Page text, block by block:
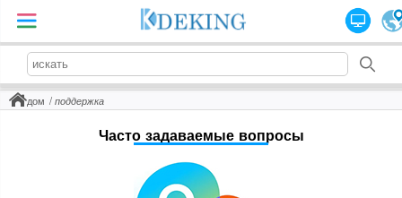
дом поддержка
Часто задаваемые вопросы